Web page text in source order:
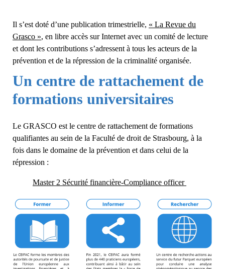
Il s’est doté d’une publication trimestrielle, « La Revue du
Grasco », en libre accès sur Internet avec un comité de lecture
et dont les contributions s’adressent à tous les acteurs de la
prévention et de la répression de la criminalité organisée.
Un centre de rattachement de
formations universitaires
Le GRASCO est le centre de rattachement de formations
qualifiantes au sein de la Faculté de droit de Strasbourg, à la
fois dans le domaine de la prévention et dans celui de la
répression :
Master 2 Sécurité financière-Compliance officer